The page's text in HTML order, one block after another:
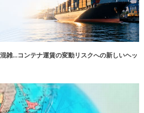
雑…コンテナ運賃の変動リスクへの新しいヘッ